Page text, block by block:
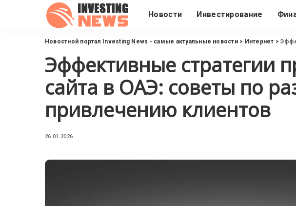
Новости Инвестирование
Новостной портал Investing News - самые актуальные новости> Интернет >
Эффективные стратегии
сайта в ОАЭ: советы по
привлечению клиентов
26.01.2026